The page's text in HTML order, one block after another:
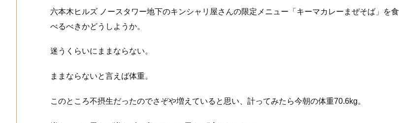
六本木ヒルズ ノースタワー地下のキンシャリ屋さんの限定メニュー「キーマカレーまぜそば」を食
べるべきかどうしようか。
迷うくらいにままならない。
ままならないと言えば体重。
このところ不摂生だったのでさぞや増えていると思い、計ってみたら今朝の体重70.6kg。